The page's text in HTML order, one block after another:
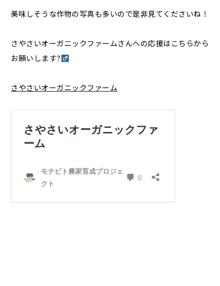
美味しそうな作物の写真も多いので是非見てくださいね！
さやさいオーガニックファームさんへの応援はこちらから
お願いします?‍
さやさいオーガニックファーム